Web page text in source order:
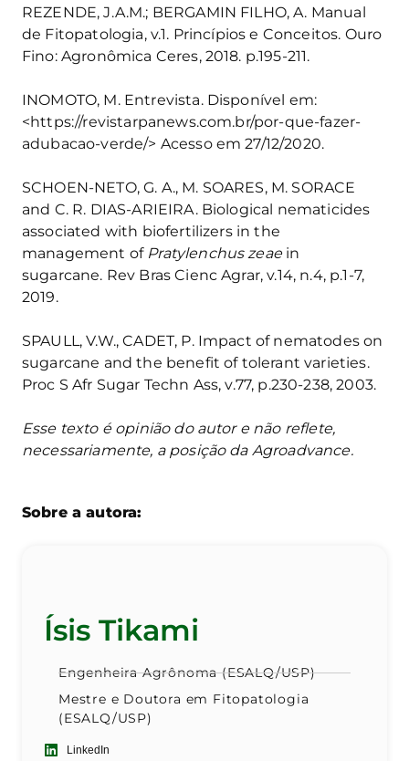
REZENDE, J.A.M.; BERGAMIN FILHO, A. Manual
de Fitopatologia, v.1. Princípios e Conceitos. Ouro
Fino: Agronômica Ceres, 2018. p.195-211.
INOMOTO, M. Entrevista. Disponível em:
<https://revistarpanews.com.br/por-que-fazer-
adubacao-verde/> Acesso em 27/12/2020.
SCHOEN-NETO, G. A., M. SOARES, M. SORACE
and C. R. DIAS-ARIEIRA. Biological nematicides
associated with biofertilizers in the
management of Pratylenchus zeaein
sugarcane. Rev Bras Cienc Agrar, v.14, n.4, p.1-7,
2019.
SPAULL, V.W., CADET, P. Impact of nematodes on
sugarcane and the benefit of tolerant varieties.
Proc S Afr Sugar Techn Ass, v.77, p.230-238, 2003.
Esse texto é opinião do autor e não reflete,
necessariamente, a posição da Agroadvance.
Sobre a autora:
Ísis Tikami
Engenheira Agrônoma (ESALQ/USP)
Mestre e Doutora em Fitopatologia
(ESALQ/USP)
LinkedIn